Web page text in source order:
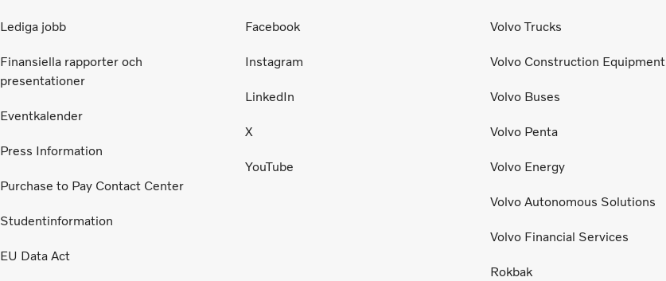
Lediga jobb
Finansiella rapporter och
presentationer
Eventkalender
Press Information
Purchase to Pay Contact Center
Studentinformation
EU Data Act
Facebook
Instagram
LinkedIn
X
YouTube
Volvo Trucks
Volvo Construction Equipment
Volvo Buses
Volvo Penta
Volvo Energy
Volvo Autonomous Solutions
Volvo Financial Services
Rokbak